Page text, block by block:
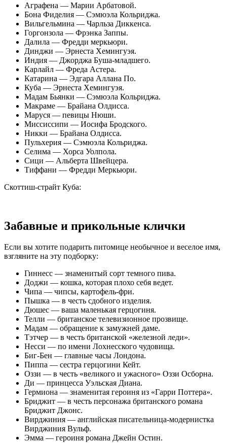
Аграфена — Марии Арбатовой.
Бона Фиделия — Сэмюэла Кольриджа.
Вильгельмина — Чарльза Диккенса.
Горгонзола — Фрэнка Заппы.
Далила — Фредди меркьюри.
Динджи — Эрнеста Хемингуэя.
Индия — Джорджа Буша-младшего.
Карлайл — Фреда Астера.
Катарина — Эдгара Аллана По.
Куба — Эрнеста Хемингуэя.
Мадам Бьянки — Сэмюэла Кольриджа.
Макраме — Брайана Олдисса.
Маруся — певицы Нюши.
Миссиссипи — Иосифа Бродского.
Никки — Брайана Олдисса.
Пульхерия — Сэмюэла Кольриджа.
Селима — Хорса Уолпола.
Сици — Альберта Швейцера.
Тиффани — Фредди Меркьюри.
Скоттиш-страйт Куба:
Забавные и прикольные клички
Если вы хотите подарить питомице необычное и веселое имя,
взгляните на эту подборку:
Гиннесс — знаменитый сорт темного пива.
Доджи — кошка, которая плохо себя ведет.
Чипа — чипсы, картофель-фри.
Пышка — в честь сдобного изделия.
Дюшес — ваша маленькая герцогиня.
Телли — британское телевизионное прозвище.
Мадам — обращение к замужней даме.
Тэтчер — в честь британской «железной леди».
Несси — по имени Лохнесского чудовища.
Биг-Бен — главные часы Лондона.
Пиппа — сестра герцогини Кейт.
Оззи — в честь «великого и ужасного» Оззи Осборна.
Ди — принцесса Уэльская Диана.
Гермиона — знаменитая героиня из «Гарри Поттера».
Бриджит — в честь персонажа британского романа
Бриджит Джонс.
Вирджиния — английская писательница-модернистка
Вирджиния Вульф.
Эмма — героиня романа Джейн Остин.